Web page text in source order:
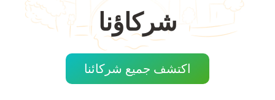
شركاؤنا
اكتشف جميع شركائنا